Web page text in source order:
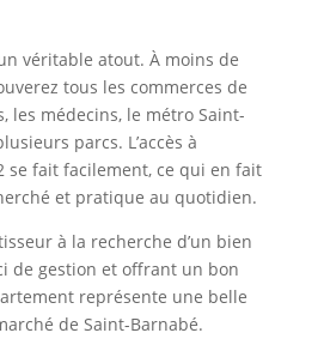
véritable atout. À moins de
tous les commerces de
les médecins, le métro Saint-
parcs. L’accès à
se fait facilement, ce qui en fait
et pratique au quotidien.
à la recherche d’un bien
de gestion et offrant un bon
représente une belle
de Saint-Barnabé.